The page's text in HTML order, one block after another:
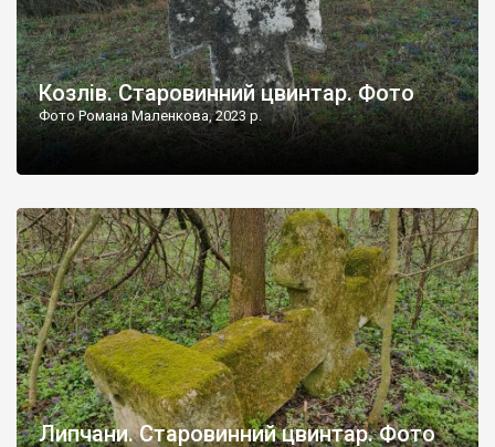
Козлів. Старовинний цвинтар. Фото
Фото Романа Маленкова, 2023 р.
Липчани. Старовинний цвинтар. Фото